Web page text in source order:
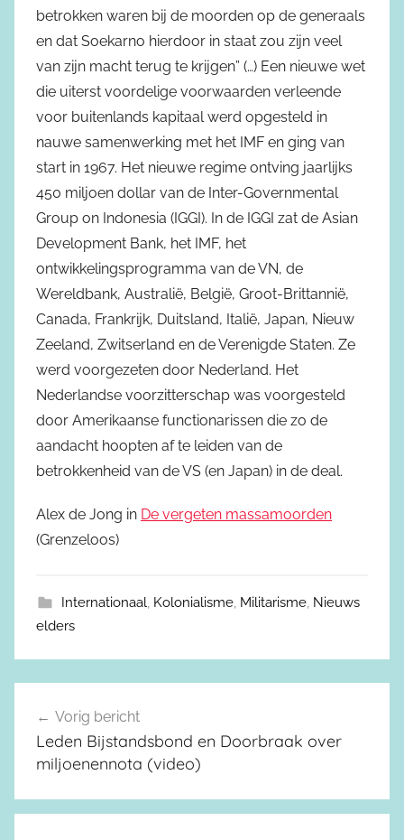
betrokken waren bij de moorden op de generaals
en dat Soekarno hierdoor in staat zou zijn veel
van zijn macht terug te krijgen” (…) Een nieuwe wet
die uiterst voordelige voorwaarden verleende
voor buitenlands kapitaal werd opgesteld in
nauwe samenwerking met het IMF en ging van
start in 1967. Het nieuwe regime ontving jaarlijks
450 miljoen dollar van de Inter-Governmental
Group on Indonesia (IGGI). In de IGGI zat de Asian
Development Bank, het IMF, het
ontwikkelingsprogramma van de VN, de
Wereldbank, Australië, België, Groot-Brittannië,
Canada, Frankrijk, Duitsland, Italië, Japan, Nieuw
Zeeland, Zwitserland en de Verenigde Staten. Ze
werd voorgezeten door Nederland. Het
Nederlandse voorzitterschap was voorgesteld
door Amerikaanse functionarissen die zo de
aandacht hoopten af te leiden van de
betrokkenheid van de VS (en Japan) in de deal.
Alex de Jong in De vergeten massamoorden
(Grenzeloos)
Internationaal, Kolonialisme, Militarisme, Nieuws
elders
Berichtnavigatie
Vorig bericht
Leden Bijstandsbond en Doorbraak over
miljoenennota (video)